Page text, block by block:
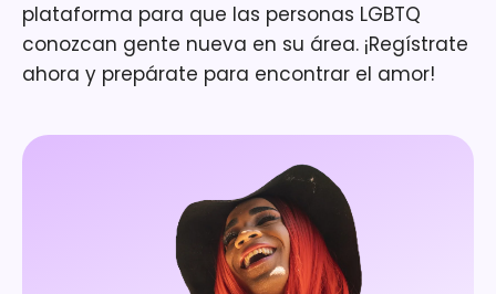
plataforma para que las personas LGBTQ
conozcan gente nueva en su área. ¡Regístrate
ahora y prepárate para encontrar el amor!